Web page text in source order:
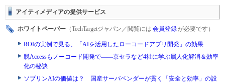
アイティメディアの提供サービス
ホワイトペーパー （TechTargetジャパン／閲覧には 会員登録が必要です）
ROIの実例で見る、「AIを活用したローコードアプリ開発」の効果
脱Accessもノーコード開発で――京セラなど4社に学ぶ属人化解消＆効率
化の秘訣
ソブリンAIの価値は？ 国産サーバベンダーが貫く「安全と効率」の設